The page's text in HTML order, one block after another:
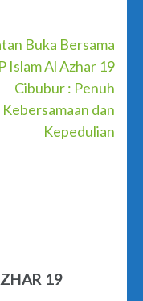
Buka Bersama
Islam Al Azhar 19
Cibubur : Penuh
Kebersamaan dan
Kepedulian
19